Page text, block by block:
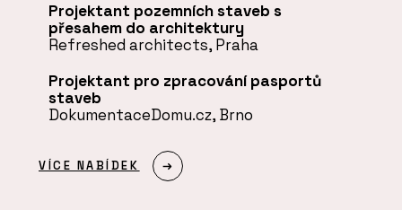
Projektant pozemních staveb s
přesahem do architektury
Refreshed architects, Praha
Projektant pro zpracování pasportů
staveb
DokumentaceDomu.cz, Brno
VÍCE NABÍDEK